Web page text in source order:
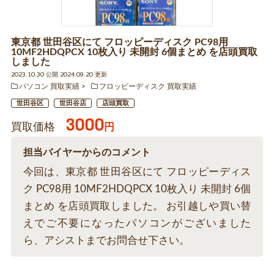
東京都 世田谷区にて フロッピーディスク PC98用
10MF2HDQPCX 10枚入り 未開封 6個まとめ を店頭買取
しました
2023.10.30 公開 2024.09.20 更新
パソコン 買取実績
フロッピーディスク 買取実績
世田谷区 世田谷店 店頭買取
買取価格 3000円
担当バイヤーからのコメント
今回は、東京都 世田谷区にて フロッピーディス
ク PC98用 10MF2HDQPCX 10枚入り 未開封 6個
まとめ を店頭買取しました。 お引越しや買い替
えでご不要になったパソコンがございました
ら、アシストまでお問合せ下さい。